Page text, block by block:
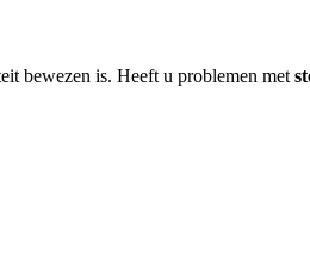
bewezen is. Heeft u problemen met